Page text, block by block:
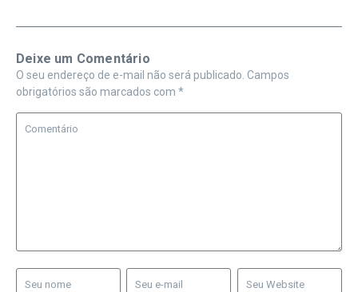
Deixe um Comentário
O seu endereço de e-mail não será publicado. Campos
obrigatórios são marcados com *